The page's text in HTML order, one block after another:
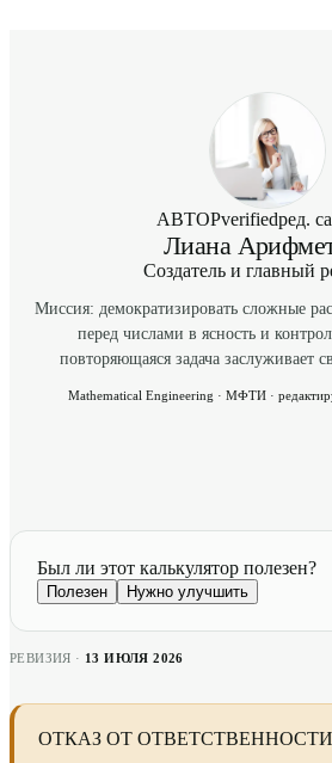
АВТОРverifiedред.
Лиана
Создатель и главный
Миссия: демократизировать сложные
перед числами в ясность и
повторяющаяся задача заслуживает
Mathematical Engineering · МФТИ ·
Был ли этот калькулятор полезен?
Полезен Нужно улучшить
РЕВИЗИЯ · 13 ИЮЛЯ 2026
ОТКАЗ ОТ ОТВЕТСТВЕННОСТИ